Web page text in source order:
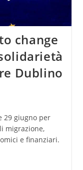
change
Dublino
29 giugno per
migrazione,
e finanziari.